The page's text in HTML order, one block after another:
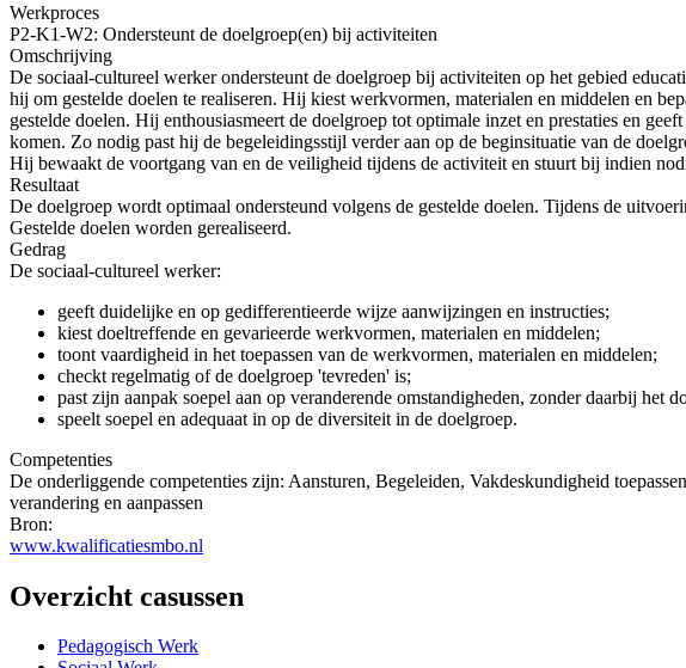
Werkproces
P2-K1-W2: Ondersteunt de doelgroep(en) bij activiteiten
Omschrijving
De sociaal-cultureel werker ondersteunt de doelgroep bij activiteiten op het gebied
hij om gestelde doelen te realiseren. Hij kiest werkvormen, materialen en middelen en
gestelde doelen. Hij enthousiasmeert de doelgroep tot optimale inzet en prestaties en
komen. Zo nodig past hij de begeleidingsstijl verder aan op de beginsituatie van de
Hij bewaakt de voortgang van en de veiligheid tijdens de activiteit en stuurt bij indien
Resultaat
De doelgroep wordt optimaal ondersteund volgens de gestelde doelen. Tijdens de
Gestelde doelen worden gerealiseerd.
Gedrag
De sociaal-cultureel werker:
geeft duidelijke en op gedifferentieerde wijze aanwijzingen en instructies;
kiest doeltreffende en gevarieerde werkvormen, materialen en middelen;
toont vaardigheid in het toepassen van de werkvormen, materialen en middelen;
checkt regelmatig of de doelgroep 'tevreden' is;
past zijn aanpak soepel aan op veranderende omstandigheden, zonder daarbij het
speelt soepel en adequaat in op de diversiteit in de doelgroep.
Competenties
De onderliggende competenties zijn: Aansturen, Begeleiden, Vakdeskundigheid
verandering en aanpassen
Bron:
www.kwalificatiesmbo.nl
Overzicht casussen
Pedagogisch Werk